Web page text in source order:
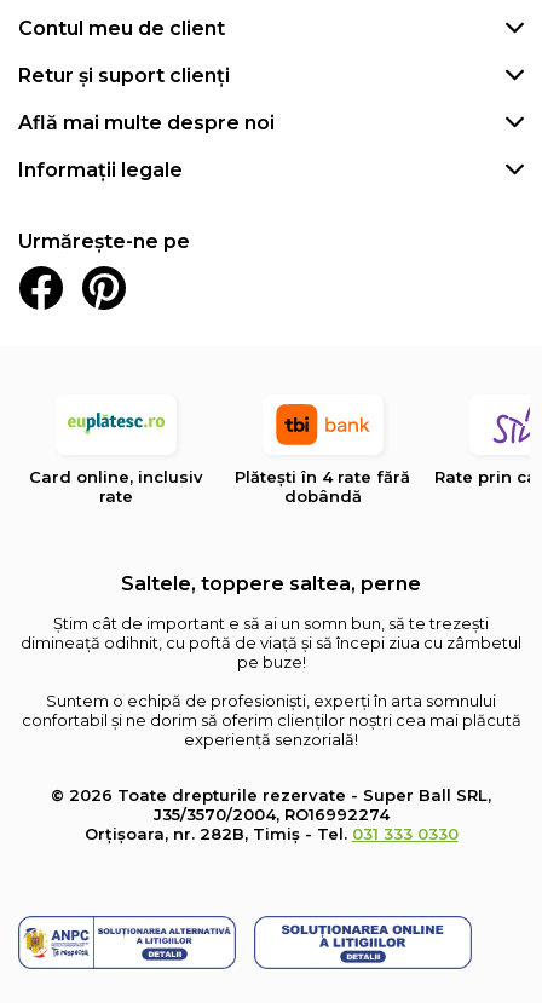
Contul meu de client
Retur și suport clienți
Află mai multe despre noi
Informații legale
Urmărește-ne pe
Card online, inclusiv
rate
Plătești în 4 rate fără
dobândă
Rate prin
Saltele, toppere saltea, perne
Știm cât de important e să ai un somn bun, să te trezești
dimineață odihnit, cu poftă de viață și să începi ziua cu zâmbetul
pe buze!
Suntem o echipă de profesioniști, experți în arta somnului
confortabil și ne dorim să oferim clienților noștri cea mai plăcută
experiență senzorială!
© 2026 Toate drepturile rezervate - Super Ball SRL,
J35/3570/2004, RO16992274
Orțișoara, nr. 282B, Timiș - Tel. 031 333 0330